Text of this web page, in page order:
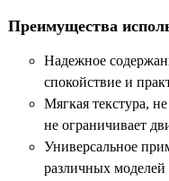
Преимущества
Надежное
спокойствие и
Мягкая текстура,
не ограничивает
Универсальное
различных моделей